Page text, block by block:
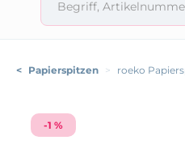
< Papierspitzen > roeko
-1 %